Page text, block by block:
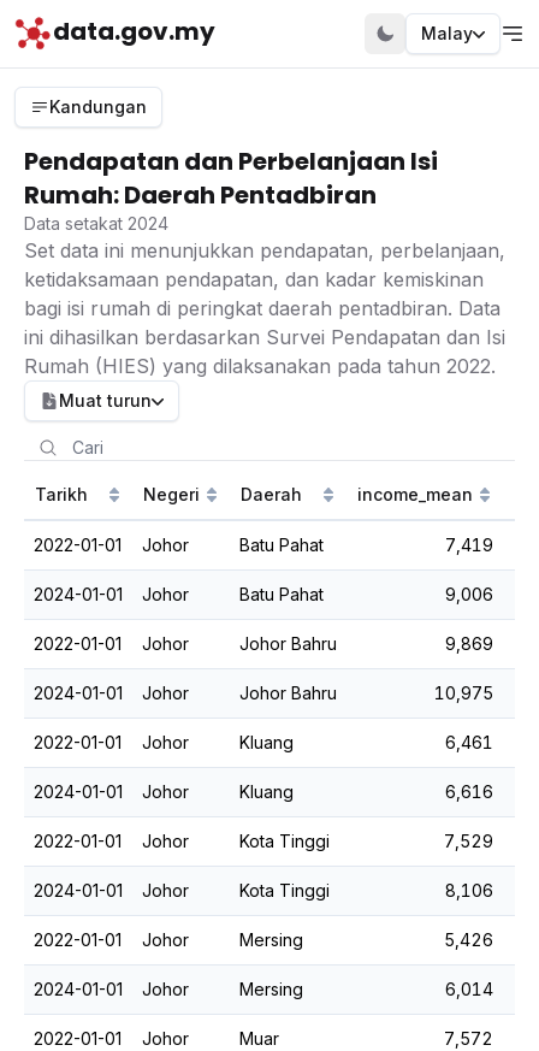
data.gov.my Malay
Kandungan
Pendapatan dan Perbelanjaan Isi
Rumah: Daerah Pentadbiran
Data setakat 2024
Set data ini menunjukkan pendapatan, perbelanjaan,
ketidaksamaan pendapatan, dan kadar kemiskinan
bagi isi rumah di peringkat daerah pentadbiran. Data
ini dihasilkan berdasarkan Survei Pendapatan dan Isi
Rumah (HIES) yang dilaksanakan pada tahun 2022.
Muat turun
Tarikh Negeri Daerah income_mean
2022-01-01 Johor Batu Pahat 7,419
2024-01-01 Johor Batu Pahat 9,006
2022-01-01 Johor Johor Bahru 9,869
2024-01-01 Johor Johor Bahru 10,975
2022-01-01 Johor Kluang 6,461
2024-01-01 Johor Kluang 6,616
2022-01-01 Johor Kota Tinggi 7,529
2024-01-01 Johor Kota Tinggi 8,106
2022-01-01 Johor Mersing 5,426
2024-01-01 Johor Mersing 6,014
2022-01-01 Johor Muar 7,572